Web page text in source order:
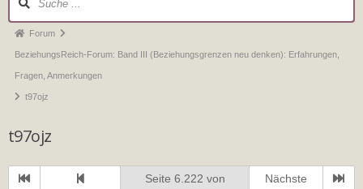
Forum
BeziehungsReich-Forum: Band III (Beziehungsgrenzen neu denken): Erfahrungen,
Fragen, Anmerkungen
t97ojz
t97ojz
Seite 6.222 von
Nächste